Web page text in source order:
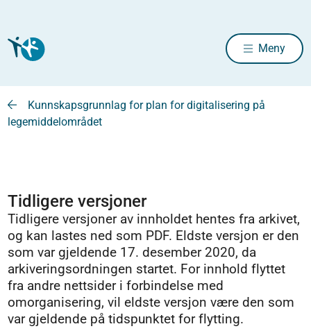
Meny
Kunnskapsgrunnlag for plan for digitalisering på
legemiddelområdet
Tidligere versjoner
Tidligere versjoner av innholdet hentes fra arkivet,
og kan lastes ned som PDF. Eldste versjon er den
som var gjeldende 17. desember 2020, da
arkiveringsordningen startet. For innhold flyttet
fra andre nettsider i forbindelse med
omorganisering, vil eldste versjon være den som
var gjeldende på tidspunktet for flytting.